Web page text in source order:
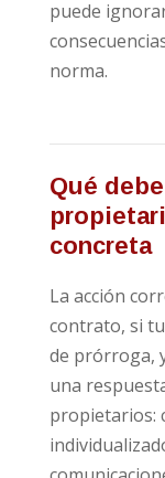
puede
norma.
Qué
concreta
La acción
contrato, si
de prórroga,
una
propietarios: